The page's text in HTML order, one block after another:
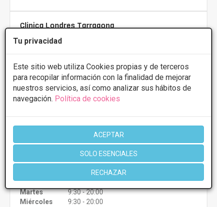
Tu privacidad
Este sitio web utiliza Cookies propias y de terceros
para recopilar información con la finalidad de mejorar
nuestros servicios, así como analizar sus hábitos de
navegación. Política de cookies
ACEPTAR
SOLO ESENCIALES
RECHAZAR
Clinica Londres Tarragona
3.8
Carrer Enric d'Ossó, 2, 43005 Tarragona,
Tarragona
VER MAPA
PRIMERA CONSULTA GRATUITA & FINANCIACIÓN A
MEDIDA
Lunares
Desde 50€
5% de descuento *
CONSULTAR/CITA/PRESUPUESTO
Lunes
9:30 - 20:00
Martes
9:30 - 20:00
Miércoles
9:30 - 20:00